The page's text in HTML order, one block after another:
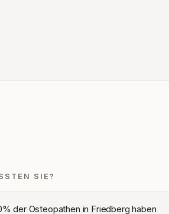
SIE?
der Osteopathen in Friedberg haben